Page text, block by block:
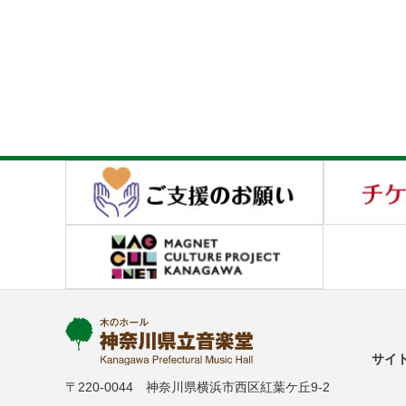
〒220-0044 神奈川県横浜市西区紅葉ケ丘9-2
サイ